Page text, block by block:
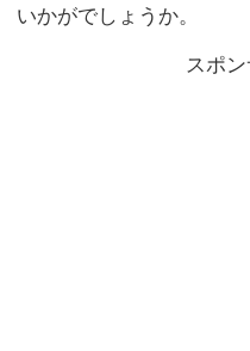
いかがでしょうか。
スポ